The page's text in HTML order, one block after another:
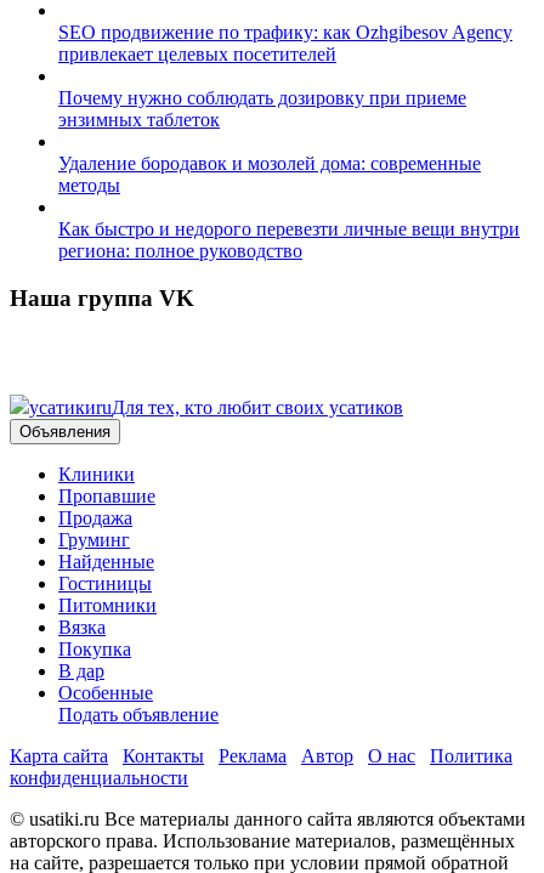
SEO продвижение по трафику: как Ozhgibesov Agency
привлекает целевых посетителей
Почему нужно соблюдать дозировку при приеме
энзимных таблеток
Удаление бородавок и мозолей дома: современные
методы
Как быстро и недорого перевезти личные вещи внутри
региона: полное руководство
Наша группа VK
усатикиruДля тех, кто любит своих усатиков
Объявления
Клиники
Пропавшие
Продажа
Груминг
Найденные
Гостиницы
Питомники
Вязка
Покупка
В дар
Особенные
Подать объявление
Карта сайта
Контакты Реклама Автор О нас
Политика
конфиденциальности
© usatiki.ru Все материалы данного сайта являются объектами
авторского права. Использование материалов, размещённых
на сайте, разрешается только при условии прямой обратной